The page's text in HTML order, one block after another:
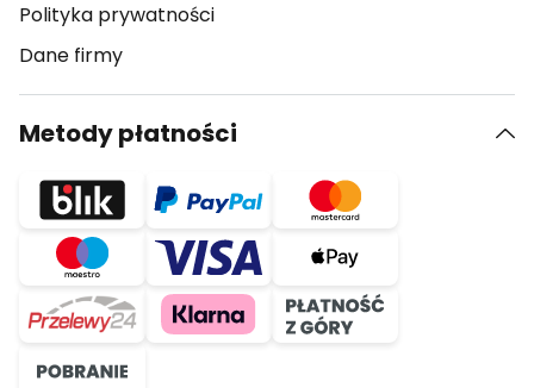
Polityka prywatności
Dane firmy
Metody płatności